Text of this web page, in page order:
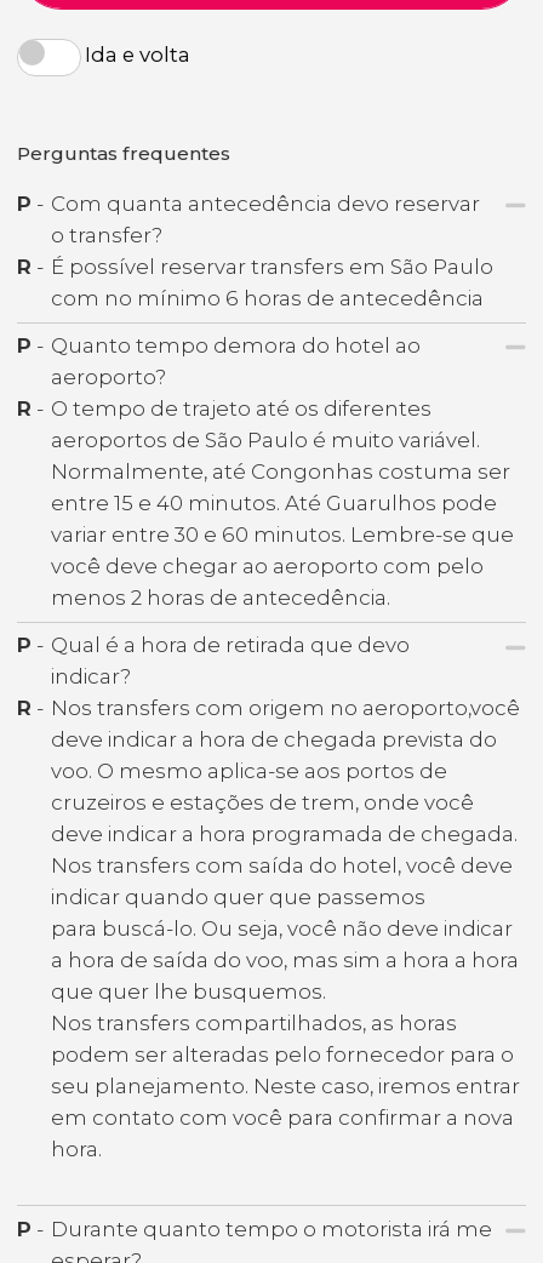
Ida e volta
Perguntas frequentes
P - Com quanta antecedência devo reservar
o transfer?
R - É possível reservar transfers em São Paulo
com no mínimo 6 horas de antecedência
P - Quanto tempo demora do hotel ao
aeroporto?
R - O tempo de trajeto até os diferentes
aeroportos de São Paulo é muito variável.
Normalmente, até Congonhas costuma ser
entre 15 e 40 minutos. Até Guarulhos pode
variar entre 30 e 60 minutos. Lembre-se que
você deve chegar ao aeroporto com pelo
menos 2 horas de antecedência.
P - Qual é a hora de retirada que devo
indicar?
R - Nos transfers com origem no aeroporto,você
deve indicar a hora de chegada prevista do
voo. O mesmo aplica-se aos portos de
cruzeiros e estações de trem, onde você
deve indicar a hora programada de chegada.
Nos transfers com saída do hotel, você deve
indicar quando quer que passemos
para buscá-lo. Ou seja, você não deve indicar
a hora de saída do voo, mas sim a hora a hora
que quer lhe busquemos.
Nos transfers compartilhados, as horas
podem ser alteradas pelo fornecedor para o
seu planejamento. Neste caso, iremos entrar
em contato com você para confirmar a nova
hora.
P - Durante quanto tempo o motorista irá me